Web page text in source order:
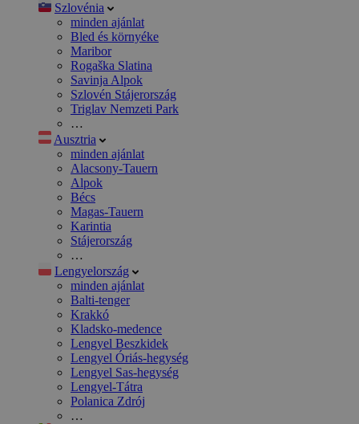
Szlovénia
minden ajánlat
Bled és környéke
Maribor
Rogaška Slatina
Savinja Alpok
Szlovén Stájerország
Triglav Nemzeti Park
…
Ausztria
minden ajánlat
Alacsony-Tauern
Alpok
Bécs
Magas-Tauern
Karintia
Stájerország
…
Lengyelország
minden ajánlat
Balti-tenger
Krakkó
Kladsko-medence
Lengyel Beszkidek
Lengyel Óriás-hegység
Lengyel Sas-hegység
Lengyel-Tátra
Polanica Zdrój
…